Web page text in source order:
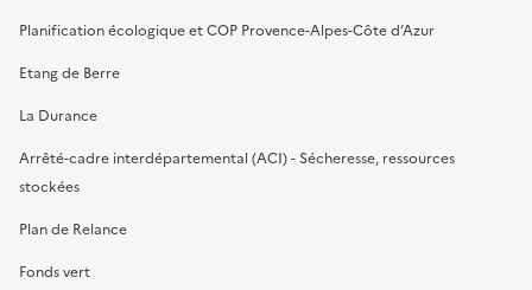
Planification écologique et COP Provence-Alpes-Côte d’Azur
Etang de Berre
La Durance
Arrêté-cadre interdépartemental (ACI) - Sécheresse, ressources
stockées
Plan de Relance
Fonds vert